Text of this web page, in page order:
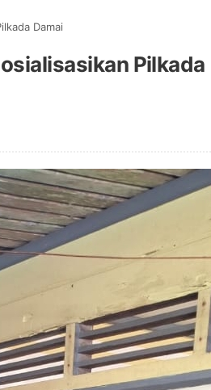
Damai
Pilkada